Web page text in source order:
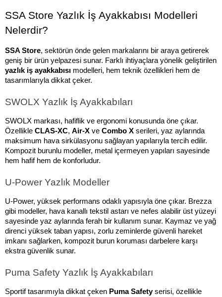
SSA Store Yazlık İş Ayakkabısı Modelleri
Nelerdir?
SSA Store, sektörün önde gelen markalarını bir araya getirerek
yazlık iş ayakkabısı modelleri, hem teknik özellikleri hem de
tasarımlarıyla dikkat çeker.
SWOLX Yazlık İş Ayakkabıları
SWOLX markası, hafiflik ve ergonomi konusunda öne çıkar.
Özellikle CLAS-XC, Air-X ve Combo X serileri, yaz aylarında
maksimum hava sirkülasyonu sağlayan yapılarıyla tercih edilir.
Kompozit burunlu modeller, metal içermeyen yapıları sayesinde
hem hafif hem de konforludur.
U-Power Yazlık Modeller
U-Power, yüksek performans odaklı yapısıyla öne çıkar. Brezza
gibi modeller, hava kanallı tekstil astarı ve nefes alabilir üst yüzeyi
sayesinde yaz aylarında ferah bir kullanım sunar. Kaymaz ve yağ
direnci yüksek taban yapısı, zorlu zeminlerde güvenli hareket
imkanı sağlarken, kompozit burun koruması darbelere karşı
ekstra güvenlik sunar.
Puma Safety Yazlık İş Ayakkabıları
Sportif tasarımıyla dikkat çeken Puma Safety